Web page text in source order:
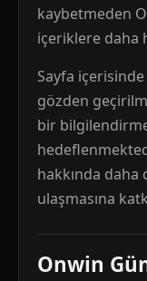
kaybetmeden
içeriklere daha
Sayfa
gözden
bir
hakkında daha
ulaşmasına
Onwin